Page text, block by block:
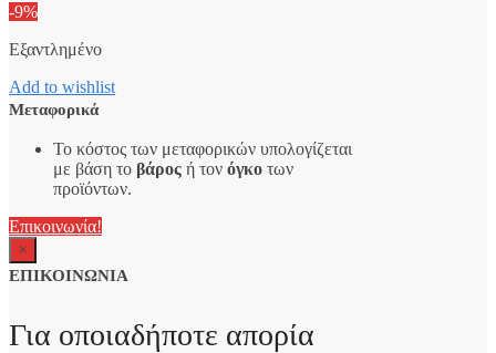
-9%
Εξαντλημένο
Add to wishlist
Μεταφορικά
Το κόστος των μεταφορικών υπολογίζεται
με βάση το βάρος ή τον όγκο των
προϊόντων.
Επικοινωνία!
×
ΕΠΙΚΟΙΝΩΝΙΑ
Για οποιαδήποτε απορία